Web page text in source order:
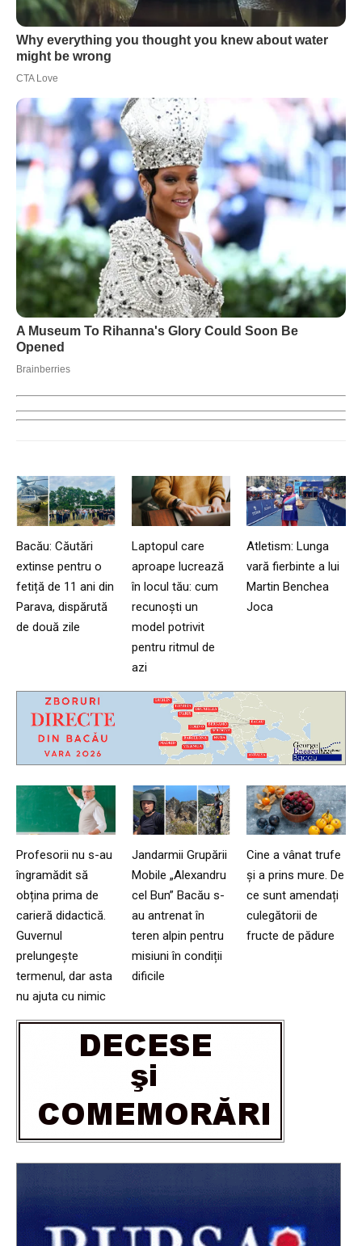
Bacău: Căutări
extinse pentru o
fetiță de 11 ani din
Parava, dispărută
de două zile
Laptopul care
aproape lucrează
în locul tău: cum
recunoști un
model potrivit
pentru ritmul de
azi
Atletism: Lunga
vară fierbinte a lui
Martin Benchea
Joca
Profesorii nu s-au
îngramădit să
obțina prima de
carieră didactică.
Guvernul
prelungește
termenul, dar asta
nu ajuta cu nimic
Jandarmii Grupării
Mobile „Alexandru
cel Bun” Bacău s-
au antrenat în
teren alpin pentru
misiuni în condiții
dificile
Cine a vânat trufe
și a prins mure. De
ce sunt amendați
culegătorii de
fructe de pădure